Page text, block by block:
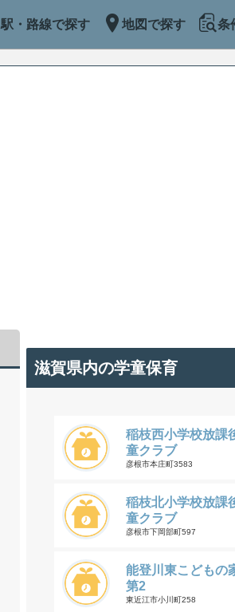
駅・路線で探す 地図で探す 条
滋賀県内の学童保育
稲枝西小学校放課
童クラブ
彦根市本庄町3583
稲枝北小学校放課
童クラブ
彦根市下岡部町597
能登川東こども
第2
東近江市小川町258